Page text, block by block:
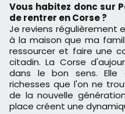
Vous habitez donc sur
de rentrer en Corse ?
Je reviens régulièrement
à la maison que ma
ressourcer et faire une
citadin. La Corse
dans le bon sens. Elle
richesses que l'on ne
de la nouvelle
place créent une